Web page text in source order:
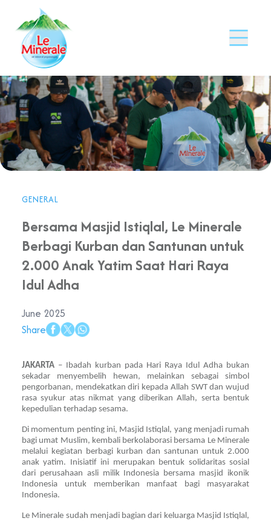
GENERAL
Bersama Masjid Istiqlal, Le Minerale
Berbagi Kurban dan Santunan untuk
2.000 Anak Yatim Saat Hari Raya
Idul Adha
June 2025
Share
JAKARTA – Ibadah kurban pada Hari Raya Idul Adha bukan
sekadar menyembelih hewan, melainkan sebagai simbol
pengorbanan, mendekatkan diri kepada Allah SWT dan wujud
rasa syukur atas nikmat yang diberikan Allah, serta bentuk
kepedulian terhadap sesama.
Di momentum penting ini, Masjid Istiqlal, yang menjadi rumah
bagi umat Muslim, kembali berkolaborasi bersama Le Minerale
melalui kegiatan berbagi kurban dan santunan untuk 2.000
anak yatim. Inisiatif ini merupakan bentuk solidaritas sosial
dari perusahaan asli milik Indonesia bersama masjid ikonik
Indonesia untuk memberikan manfaat bagi masyarakat
Indonesia.
Le Minerale sudah menjadi bagian dari keluarga Masjid Istiqlal,